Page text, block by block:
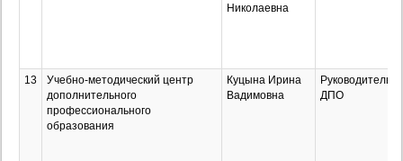
Николаевна
13
Учебно-методический центр
дополнительного
профессионального
образования
Куцына Ирина
Вадимовна
Руководитель
ДПО